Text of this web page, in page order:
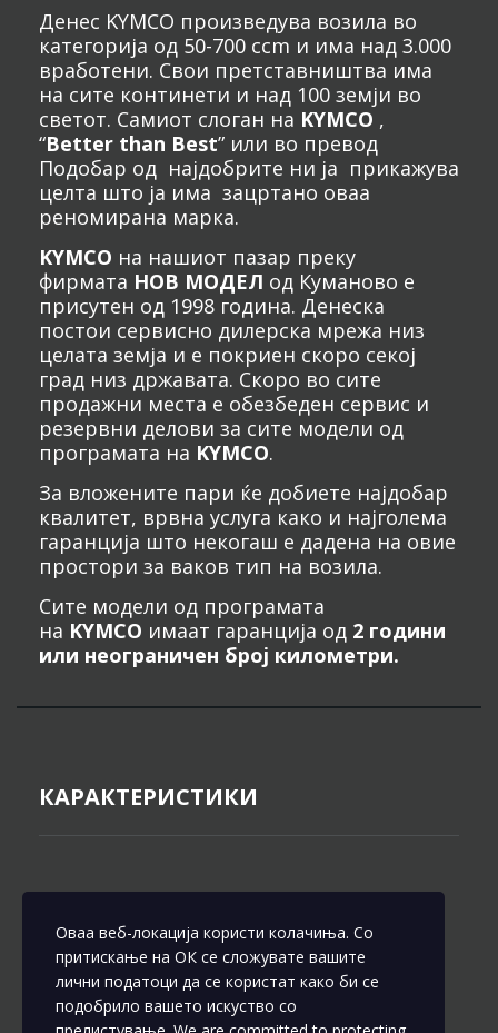
Денес KYMCO произведува возила во
категорија од 50-700 ccm и има над 3.000
вработени. Свои претставништва има
на сите континети и над 100 земји во
светот. Самиот слоган на KYMCO ,
“Better than Best” или во превод
Подобар од најдобрите ни ја прикажува
целта што ја има зацртано оваа
реномирана марка.
KYMCO на нашиот пазар преку
фирмата НОВ МОДЕЛ од Куманово е
присутен од 1998 година. Денеска
постои сервисно дилерска мрежа низ
целата земја и е покриен скоро секој
град низ државата. Скоро во сите
продажни места е обезбеден сервис и
резервни делови за сите модели од
програмата на KYMCO.
За вложените пари ќе добиете најдобар
квалитет, врвна услуга како и најголема
гаранција што некогаш е дадена на овие
простори за ваков тип на возила.
Сите модели од програмата
на KYMCO имаат гаранција од 2 години
или неограничен број километри.
КАРАКТЕРИСТИКИ
Оваа веб-локација користи колачиња. Со
притискање на ОК се сложувате вашите
лични податоци да се користат како би се
подобрило вашето искуство со